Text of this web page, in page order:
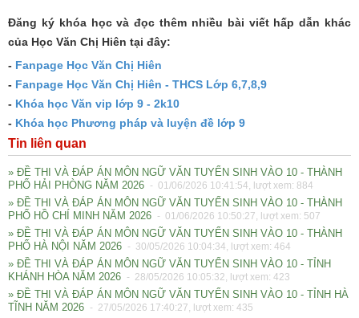
Đăng ký khóa học và đọc thêm nhiều bài viết hấp dẫn khác
của Học Văn Chị Hiên tại đây:
- Fanpage Học Văn Chị Hiên
- Fanpage Học Văn Chị Hiên - THCS Lớp 6,7,8,9
- Khóa học Văn vip lớp 9 - 2k10
- Khóa học Phương pháp và luyện đề lớp 9
Tin liên quan
» ĐỀ THI VÀ ĐÁP ÁN MÔN NGỮ VĂN TUYỂN SINH VÀO 10 - THÀNH
PHỐ HẢI PHÒNG NĂM 2026 - 01/06/2026 10:41:54, lượt xem: 884
» ĐỀ THI VÀ ĐÁP ÁN MÔN NGỮ VĂN TUYỂN SINH VÀO 10 - THÀNH
PHỐ HỒ CHÍ MINH NĂM 2026 - 01/06/2026 10:50:27, lượt xem: 507
» ĐỀ THI VÀ ĐÁP ÁN MÔN NGỮ VĂN TUYỂN SINH VÀO 10 - THÀNH
PHỐ HÀ NỘI NĂM 2026 - 30/05/2026 10:04:34, lượt xem: 464
» ĐỀ THI VÀ ĐÁP ÁN MÔN NGỮ VĂN TUYỂN SINH VÀO 10 - TỈNH
KHÁNH HÒA NĂM 2026 - 28/05/2026 10:05:32, lượt xem: 423
» ĐỀ THI VÀ ĐÁP ÁN MÔN NGỮ VĂN TUYỂN SINH VÀO 10 - TỈNH HÀ
TĨNH NĂM 2026 - 27/05/2026 17:40:27, lượt xem: 435